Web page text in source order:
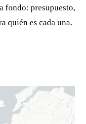
fondo: presupuesto,
quién es cada una.